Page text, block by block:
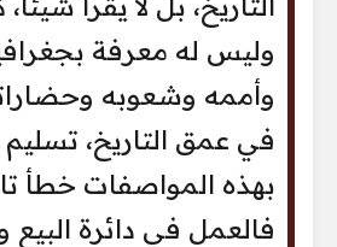
وليس له معرفة
وأممه وشعوبه
في عمق التاريخ، تسليم
بهذه المواصفات خطأ
فالعمل في دائرة البيع